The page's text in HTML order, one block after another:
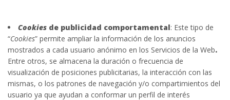
Cookies de publicidad comportamental: Este tipo de
“Cookies” permite ampliar la información de los anuncios
mostrados a cada usuario anónimo en los Servicios de la Web.
Entre otros, se almacena la duración o frecuencia de
visualización de posiciones publicitarias, la interacción con las
mismas, o los patrones de navegación y/o compartimientos del
usuario ya que ayudan a conformar un perfil de interés